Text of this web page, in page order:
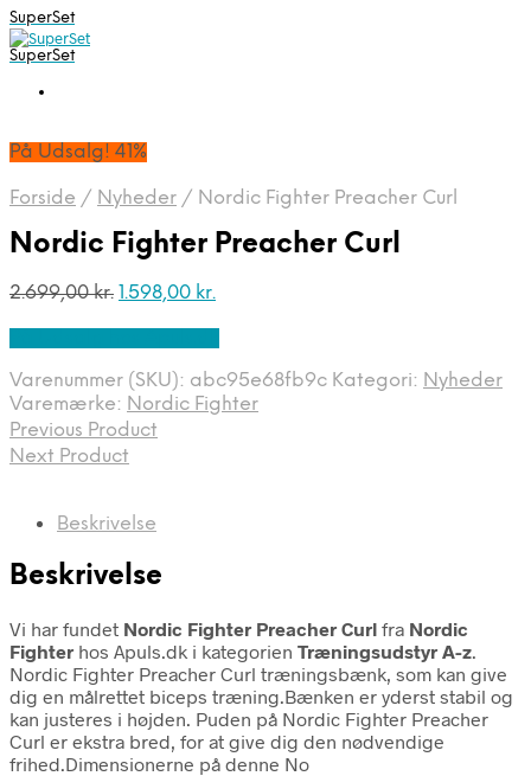
SuperSet
SuperSet
På Udsalg! 41%
Forside / Nyheder / Nordic Fighter Preacher Curl
Nordic Fighter Preacher Curl
2.699,00kr. Den
2.699,00 kr..
1.598,00 kr.Den
1.598,00 kr..
Varenummer (SKU): abc95e68fb9c Kategori: Nyheder
Varemærke: Nordic Fighter
Previous Product
Next Product
Beskrivelse
Beskrivelse
Vi har fundet Nordic Fighter Preacher Curl fra Nordic
Fighter hos Apuls.dk i kategorien Træningsudstyr A-z.
Nordic Fighter Preacher Curl træningsbænk, som kan give
dig en målrettet biceps træning.Bænken er yderst stabil og
kan justeres i højden. Puden på Nordic Fighter Preacher
Curl er ekstra bred, for at give dig den nødvendige
frihed.Dimensionerne på denne No